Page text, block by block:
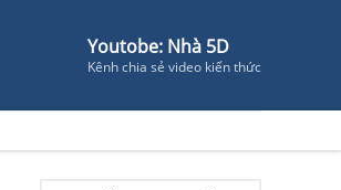
Youtobe: Nhà 5D
Kênh chia sẻ video kiến thức